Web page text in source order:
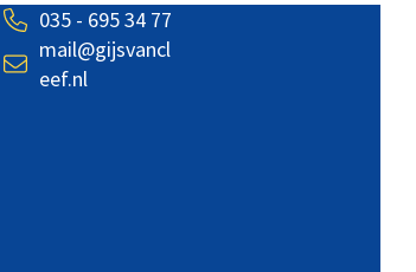
035 - 695 34 77
mail@gijsvancl
eef.nl